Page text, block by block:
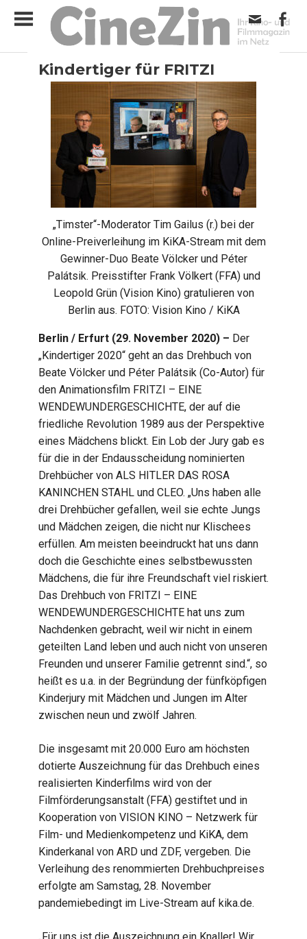
Zum
Inhalt
CineZin
Kino-
und
Filmmagazin
im
Netz
Allgemein Festivals FilmBiz Kino Slider
Kindertiger für FRITZI
„Timster“-Moderator Tim Gailus (r.) bei der
Online-Preiverleihung im KiKA-Stream mit dem
Gewinner-Duo Beate Völcker und Péter
Palátsik. Preisstifter Frank Völkert (FFA) und
Leopold Grün (Vision Kino) gratulieren von
Berlin aus. FOTO: Vision Kino / KiKA
Berlin / Erfurt (29. November 2020) – Der
„Kindertiger 2020“ geht an das Drehbuch von
Beate Völcker und Péter Palátsik (Co-Autor) für
den Animationsfilm FRITZI – EINE
WENDEWUNDERGESCHICHTE, der auf die
friedliche Revolution 1989 aus der Perspektive
eines Mädchens blickt. Ein Lob der Jury gab es
für die in der Endausscheidung nominierten
Drehbücher von ALS HITLER DAS ROSA
KANINCHEN STAHL und CLEO. „Uns haben alle
drei Drehbücher gefallen, weil sie echte Jungs
und Mädchen zeigen, die nicht nur Klischees
erfüllen. Am meisten beeindruckt hat uns dann
doch die Geschichte eines selbstbewussten
Mädchens, die für ihre Freundschaft viel riskiert.
Das Drehbuch von FRITZI – EINE
WENDEWUNDERGESCHICHTE hat uns zum
Nachdenken gebracht, weil wir nicht in einem
geteilten Land leben und auch nicht von unseren
Freunden und unserer Familie getrennt sind.“, so
heißt es u.a. in der Begründung der fünfköpfigen
Kinderjury mit Mädchen und Jungen im Alter
zwischen neun und zwölf Jahren.
Die insgesamt mit 20.000 Euro am höchsten
dotierte Auszeichnung für das Drehbuch eines
realisierten Kinderfilms wird von der
Filmförderungsanstalt (FFA) gestiftet und in
Kooperation von VISION KINO – Netzwerk für
Film- und Medienkompetenz und KiKA, dem
Kinderkanal von ARD und ZDF, vergeben. Die
Verleihung des renommierten Drehbuchpreises
erfolgte am Samstag, 28. November
pandemiebedingt im Live-Stream auf kika.de.